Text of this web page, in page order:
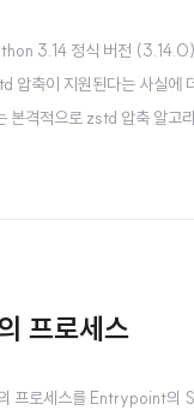
3.14 정식 버전
압축이 지원된다는 사실
본격적으로 zstd 압축 알
프로세스
프로세스를 Entrypoint의